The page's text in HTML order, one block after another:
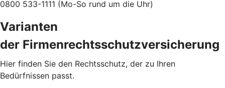
0800 533-1111 (Mo-So rund um die Uhr)
Varianten
der Firmenrechtsschutzversicherung
Hier finden Sie den Rechtsschutz, der zu Ihren
Bedürfnissen passt.